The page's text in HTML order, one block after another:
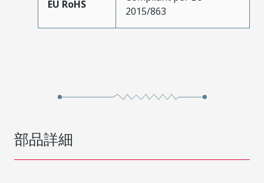
EU RoHS
2015/863
部品詳細